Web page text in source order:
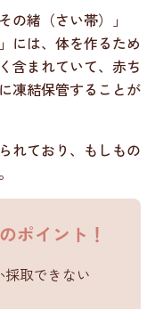
の緒（さい帯）」
には、体を作るため
含まれていて、赤ち
凍結保管することが
れており、もしもの
ポイント！
取できない